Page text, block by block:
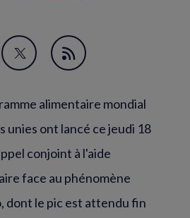
Partager
Twitter
(nouvelle
fenêtre)
Flux
alimentaire mondial
unies ont lancé ce jeudi 18
conjoint à l'aide
face au phénomène
dont le pic est attendu fin